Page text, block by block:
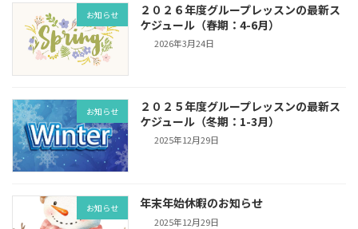
お知らせ
２０２６年度グループレッスンの最新ス
ケジュール（春期：4-6月）
2026年3月24日
お知らせ
２０２５年度グループレッスンの最新ス
ケジュール（冬期：1-3月）
2025年12月29日
お知らせ 年末年始休暇のお知らせ
2025年12月29日